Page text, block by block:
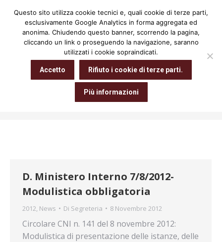
Cerca:
Archivio giornaliero:8 Novembre
2012
Tu sei qui:
D. Ministero Interno 7/8/2012-
Modulistica obbligatoria
2012, News Di Segreteria 8 Novembre 2012
Circolare CNI n. 141 del 8 novembre 2012:
Modulistica di presentazione delle istanze, delle
Questo sito utilizza cookie tecnici e, quali cookie di terze parti,
esclusivamente Google Analytics in forma aggregata ed
anonima. Chiudendo questo banner, scorrendo la pagina,
cliccando un link o proseguendo la navigazione, saranno
utilizzati i cookie sopraindicati.
Accetto Rifiuto i cookie di terze parti.
Più informazioni